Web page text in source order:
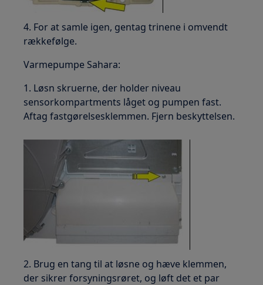
4. For at samle igen, gentag trinene i omvendt
rækkefølge.
Varmepumpe Sahara:
1. Løsn skruerne, der holder niveau
sensorkompartments låget og pumpen fast.
Aftag fastgørelsesklemmen. Fjern beskyttelsen.
2. Brug en tang til at løsne og hæve klemmen,
der sikrer forsyningsrøret, og løft det et par